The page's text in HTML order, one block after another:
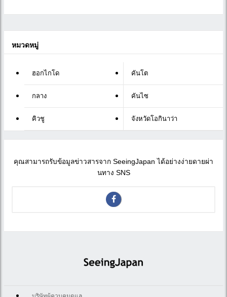
หมวดหมู่
ฮอกไกโด คันโต
กลาง คันไซ
คิวชู จังหวัดโอกินาว่า
คุณสามารถรับข้อมูลข่าวสารจาก SeeingJapan ได้อย่างง่ายดายผ่า
นทาง SNS